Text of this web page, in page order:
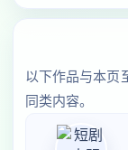
以下作品与本页
同类内容。